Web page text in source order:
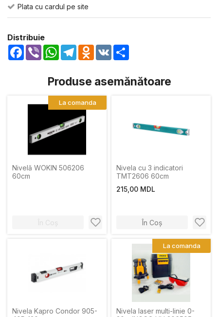
Plata cu cardul pe site
Distribuie
Facebook
Viber WhatsApp
TelegramOdnoklassniki
VK
Produse asemănătoare
Nivelă WOKIN 506206
60cm
În Coș
La comanda
Nivela cu 3 indicatori
TMT2606 60cm
215,00 MDL
În Coș
Nivela Kapro Condor 905-
Nivela laser multi-linie 0-
La comanda